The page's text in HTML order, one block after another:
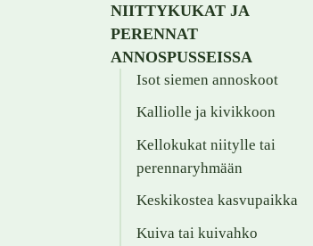
NIITTYKUKAT JA
PERENNAT
ANNOSPUSSEISSA
Isot siemen annoskoot
Kalliolle ja kivikkoon
Kellokukat niitylle tai
perennaryhmään
Keskikostea kasvupaikka
Kuiva tai kuivahko